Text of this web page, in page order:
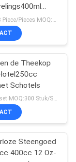
37
Koffie
de Theekop
Schotels
USD $1.8 set MOQ:300 Stuk/Stukken
Steengoed
400cc 12 Oz-